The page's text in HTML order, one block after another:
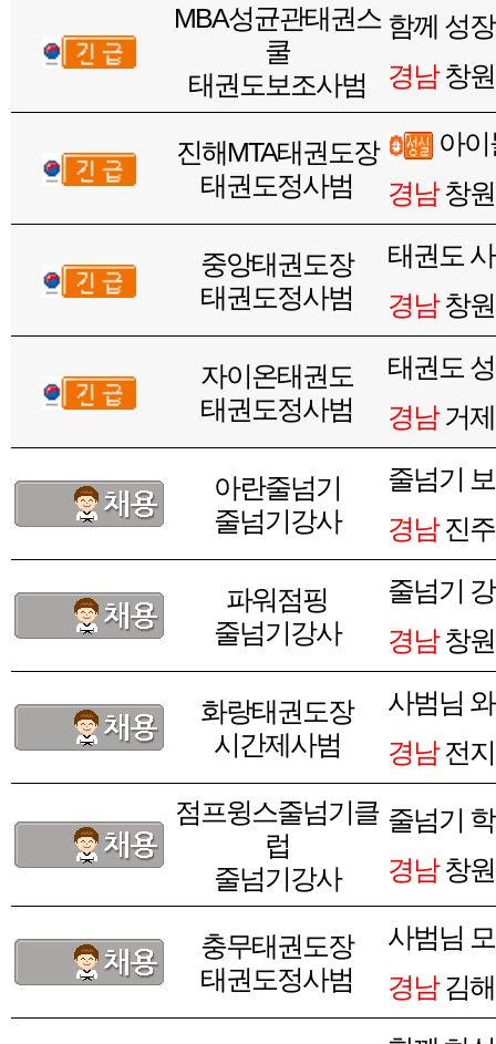
MBA성균관태권스
쿨
태권도보조사범
함께 성
경남창원
진해MTA태권도장
태권도정사범
아
경남창원
중앙태권도장
태권도정사범
태권도
경남창원
자이온태권도
태권도정사범
태권도
경남거
아란줄넘기
줄넘기강사
줄넘기
경남진
파워점핑
줄넘기강사
줄넘기
경남창원
화랑태권도장
시간제사범
사범님
경남전
점프윙스줄넘기클
럽
줄넘기강사
줄넘기
경남창원
충무태권도장
태권도정사범
사범님
경남김